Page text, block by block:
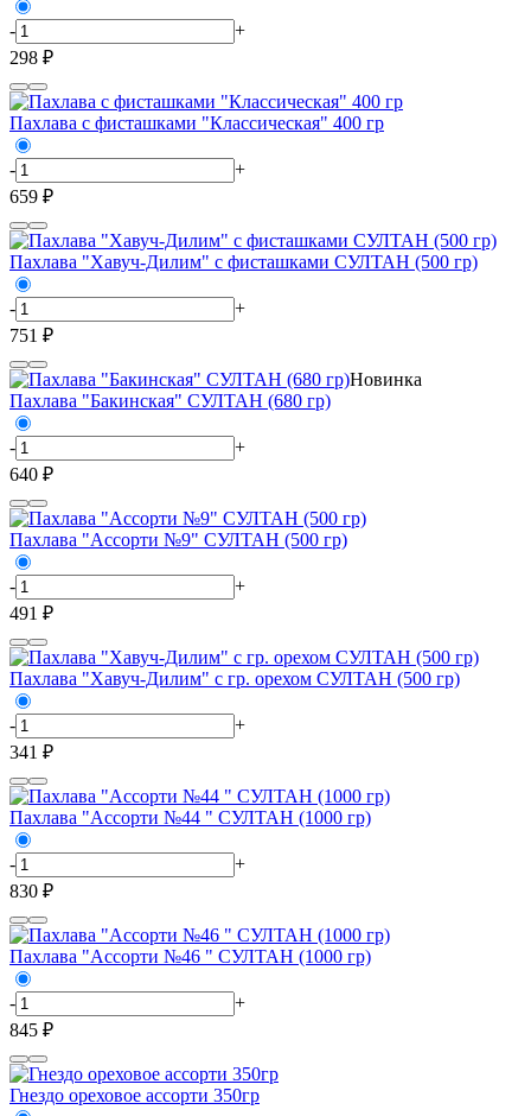
-
+
298 ₽
Пахлава с фисташками "Классическая" 400 гр
-
+
659 ₽
Пахлава "Хавуч-Дилим" с фисташками СУЛТАН (500 гр)
-
+
751 ₽
Новинка
Пахлава "Бакинская" СУЛТАН (680 гр)
-
+
640 ₽
Пахлава "Ассорти №9" СУЛТАН (500 гр)
-
+
491 ₽
Пахлава "Хавуч-Дилим" с гр. орехом СУЛТАН (500 гр)
-
+
341 ₽
Пахлава "Ассорти №44 " СУЛТАН (1000 гр)
-
+
830 ₽
Пахлава "Ассорти №46 " СУЛТАН (1000 гр)
-
+
845 ₽
Гнездо ореховое ассорти 350гр